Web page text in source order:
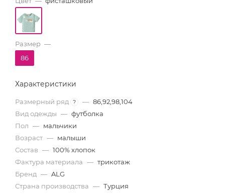
Размер —
86
Характеристики
Размерный ряд ? — 86,92,98,104
Вид одежды — футболка
Пол — мальчики
Возраст — малыши
Состав — 100% хлопок
Фактура материала — трикотаж
Бренд — ALG
Страна производства — Турция